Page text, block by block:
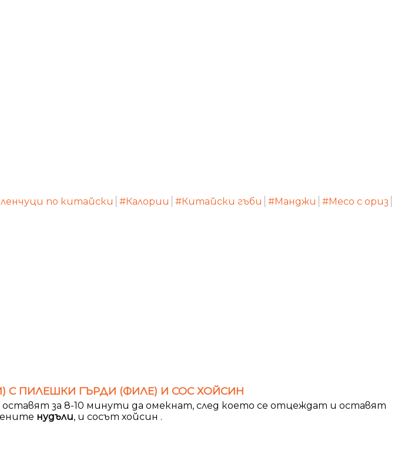
по китайски #Калории #Китайски гъби #Манджи
#Месо с ориз
С ПИЛЕШКИ ГЪРДИ (ФИЛЕ) И СОС ХОЙСИН
оставят за 8-10 минути да омекнат, след което се отцеждат и оставят
нудъли, и сосът хойсин .